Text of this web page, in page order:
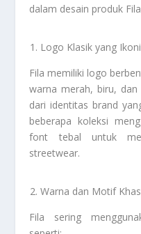
dalam desain produk
Logo Klasik yang
Fila memiliki logo
warna merah, biru,
dari identitas brand
beberapa koleksi
font tebal untuk
streetwear.
Warna dan Motif Khas
Fila sering